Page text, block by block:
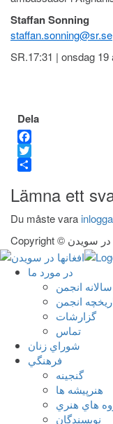
Staffan Sonning
staffan.sonning@sr.se
SR.17:31 | onsdag 19
Dela
Facebook
Twitter
Lämna ett
Du måste vara
در مورد ما
انجمن
انجمن
گزارشات
تماس
شوراي زنان
فرهنگي
گنجينه
هنرپيشه ها
هاي هنري
نويسندگان